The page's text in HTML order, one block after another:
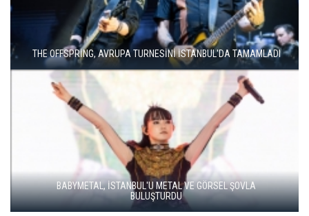
THE OFFSPRİNG, AVRUPA TURNESİNİ İSTANBUL'DA TAMAMLADI
BABYMETAL, İSTANBUL'U METAL VE GÖRSEL ŞOVLA
BULUŞTURDU